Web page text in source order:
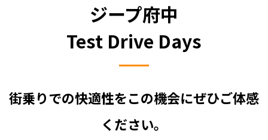
ジープ府中
Test Drive Days
街乗りでの快適性をこの機会にぜひご体感
ください。